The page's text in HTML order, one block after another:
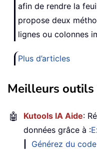
afin de rendre la
propose deux
lignes ou colonnes
Plus d’articles
Meilleurs
🤖 Kutools IA Aide:
données grâce à :
Générez du code